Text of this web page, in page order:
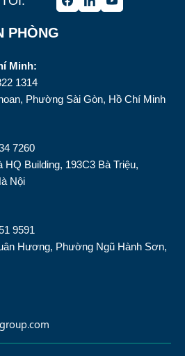
PHÒNG
Minh:
1314
Phường Sài Gòn, Hồ Chí Minh
7260
HQ Building, 193C3 Bà Triệu,
Nội
9591
Hương, Phường Ngũ Hành Sơn,